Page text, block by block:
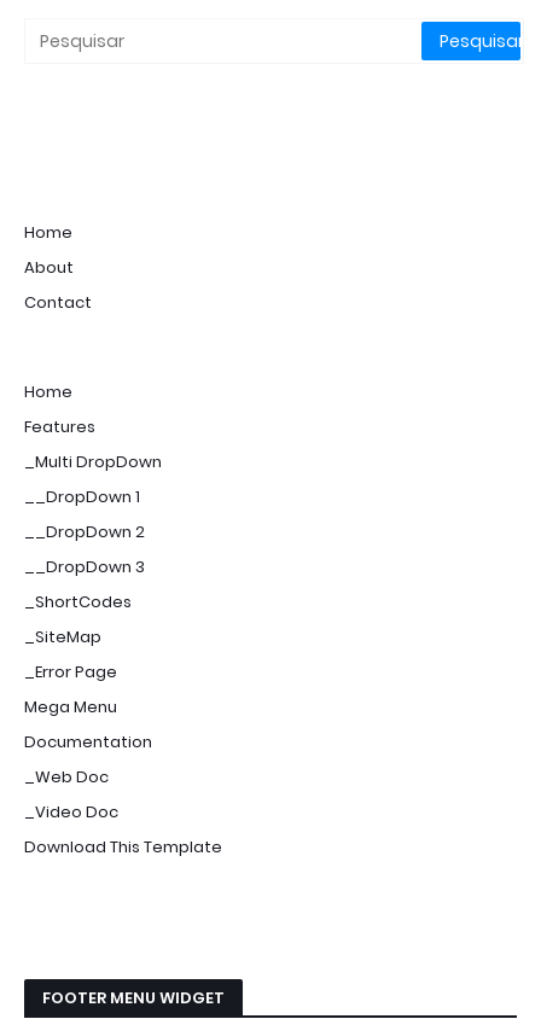
Home
About
Contact
Home
Features
_Multi DropDown
__DropDown 1
__DropDown 2
__DropDown 3
_ShortCodes
_SiteMap
_Error Page
Mega Menu
Documentation
_Web Doc
_Video Doc
Download This Template
FOOTER MENU WIDGET